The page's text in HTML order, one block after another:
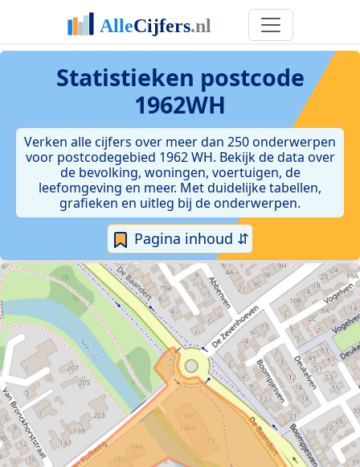
Statistieken postcode
1962WH
Verken alle cijfers over meer dan 250 onderwerpen
voor postcodegebied 1962 WH. Bekijk de data over
de bevolking, woningen, voertuigen, de
leefomgeving en meer. Met duidelijke tabellen,
grafieken en uitleg bij de onderwerpen.
Pagina inhoud ⇵